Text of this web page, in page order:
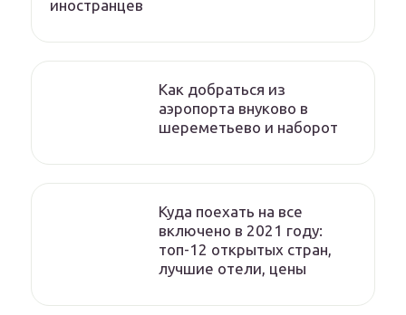
иностранцев
Как добраться из
аэропорта внуково в
шереметьево и наборот
Куда поехать на все
включено в 2021 году:
топ-12 открытых стран,
лучшие отели, цены